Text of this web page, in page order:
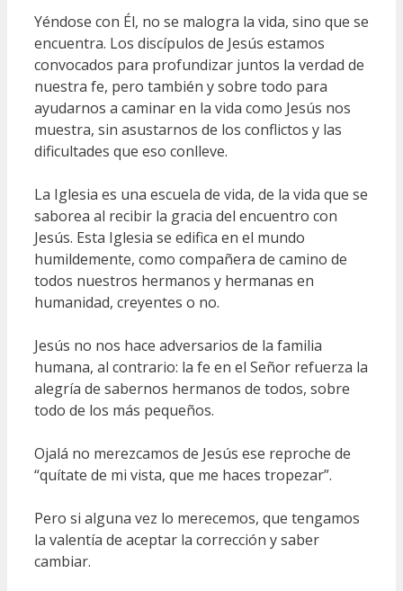
Yéndose con Él, no se malogra la vida, sino que se
encuentra. Los discípulos de Jesús estamos
convocados para profundizar juntos la verdad de
nuestra fe, pero también y sobre todo para
ayudarnos a caminar en la vida como Jesús nos
muestra, sin asustarnos de los conflictos y las
dificultades que eso conlleve.
La Iglesia es una escuela de vida, de la vida que se
saborea al recibir la gracia del encuentro con
Jesús. Esta Iglesia se edifica en el mundo
humildemente, como compañera de camino de
todos nuestros hermanos y hermanas en
humanidad, creyentes o no.
Jesús no nos hace adversarios de la familia
humana, al contrario: la fe en el Señor refuerza la
alegría de sabernos hermanos de todos, sobre
todo de los más pequeños.
Ojalá no merezcamos de Jesús ese reproche de
“quítate de mi vista, que me haces tropezar”.
Pero si alguna vez lo merecemos, que tengamos
la valentía de aceptar la corrección y saber
cambiar.